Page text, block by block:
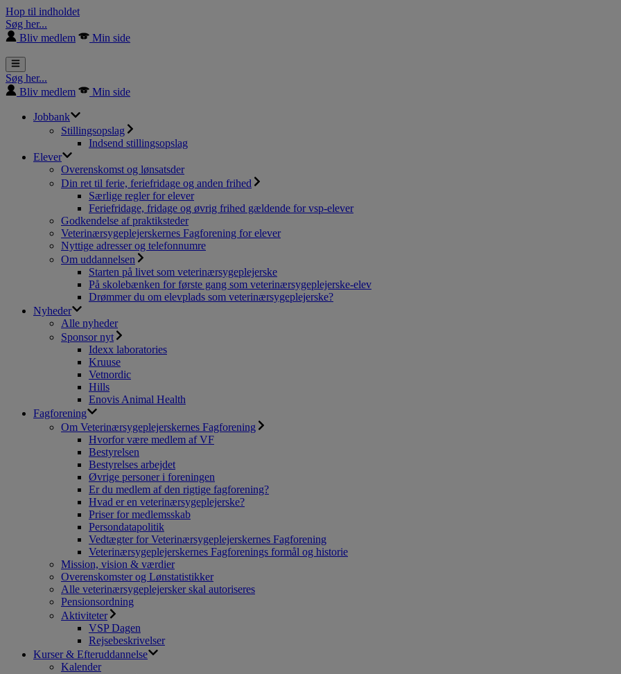
Hop til indholdet
Søg her...
Bliv medlem
Min side
Søg her...
Bliv medlem
Min side
Jobbank
Stillingsopslag
Indsend stillingsopslag
Elever
Overenskomst og lønsatsder
Din ret til ferie, feriefridage og anden frihed
Særlige regler for elever
Feriefridage, fridage og øvrig frihed gældende for vsp-elever
Godkendelse af praktiksteder
Veterinærsygeplejerskernes Fagforening for elever
Nyttige adresser og telefonnumre
Om uddannelsen
Starten på livet som veterinærsygeplejerske
På skolebænken for første gang som veterinærsygeplejerske-elev
Drømmer du om elevplads som veterinærsygeplejerske?
Nyheder
Alle nyheder
Sponsor nyt
Idexx laboratories
Kruuse
Vetnordic
Hills
Enovis Animal Health
Fagforening
Om Veterinærsygeplejerskernes Fagforening
Hvorfor være medlem af VF
Bestyrelsen
Bestyrelses arbejdet
Øvrige personer i foreningen
Er du medlem af den rigtige fagforening?
Hvad er en veterinærsygeplejerske?
Priser for medlemsskab
Persondatapolitik
Vedtægter for Veterinærsygeplejerskernes Fagforening
Veterinærsygeplejerskernes Fagforenings formål og historie
Mission, vision & værdier
Overenskomster og Lønstatistikker
Alle veterinærsygeplejersker skal autoriseres
Pensionsordning
Aktiviteter
VSP Dagen
Rejsebeskrivelser
Kurser & Efteruddannelse
Kalender